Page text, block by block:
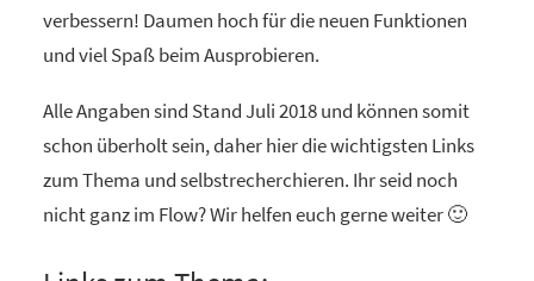
verbessern! Daumen hoch für die neuen Funktionen
und viel Spaß beim Ausprobieren.
Alle Angaben sind Stand Juli 2018 und können somit
schon überholt sein, daher hier die wichtigsten Links
zum Thema und selbstrecherchieren. Ihr seid noch
nicht ganz im Flow? Wir helfen euch gerne weiter 🙂